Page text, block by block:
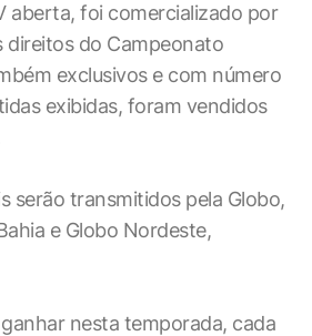
aberta, foi comercializado por
direitos do Campeonato
exclusivos e com número
exibidas, foram vendidos
serão transmitidos pela Globo,
e Globo Nordeste,
nesta temporada, cada